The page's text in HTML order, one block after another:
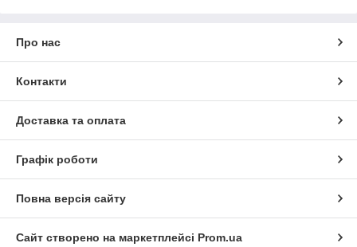
Про нас
Контакти
Доставка та оплата
Графік роботи
Повна версія сайту
Сайт створено на маркетплейсі Prom.ua